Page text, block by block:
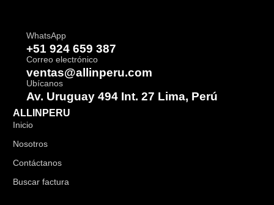
WhatsApp
+51 924 659 387
Correo electrónico
ventas@allinperu.com
Ubícanos
Av. Uruguay 494 Int. 27 Lima, Perú
ALLINPERU
Inicio
Nosotros
Contáctanos
Buscar factura